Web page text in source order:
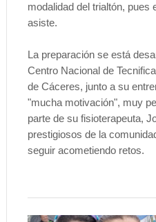
modalidad del trialtón, pues
asiste.
La preparación se está
Centro Nacional de
de Cáceres, junto a su
"mucha motivación", muy
parte de su fisioterapeuta,
prestigiosos de la
seguir acometiendo retos.